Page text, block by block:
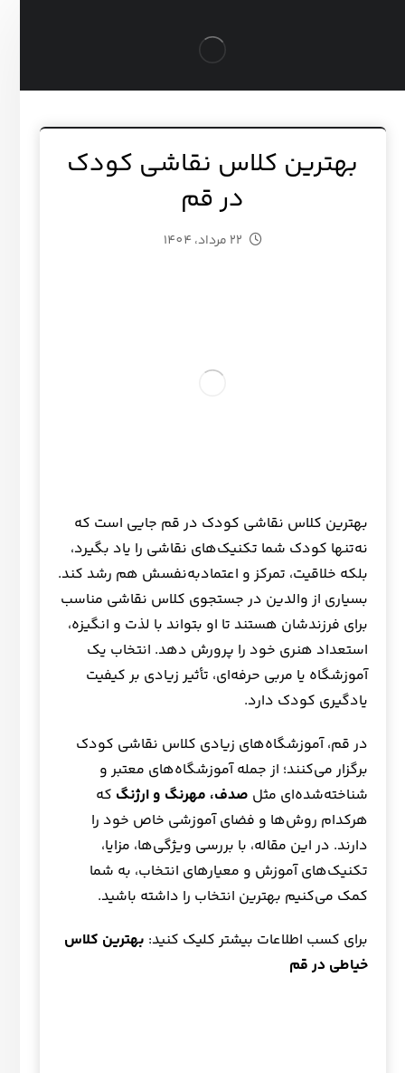
بهترین کلاس نقاشی کودک
در قم
22 مرداد، 1404
بهترین کلاس نقاشی کودک در قم جایی است که
نه‌تنها کودک شما تکنیک‌های نقاشی را یاد بگیرد،
بلکه خلاقیت، تمرکز و اعتمادبه‌نفسش هم رشد کند.
بسیاری از والدین در جستجوی کلاس نقاشی مناسب
برای فرزندشان هستند تا او بتواند با لذت و انگیزه،
استعداد هنری خود را پرورش دهد. انتخاب یک
آموزشگاه یا مربی حرفه‌ای، تأثیر زیادی بر کیفیت
یادگیری کودک دارد.
در قم، آموزشگاه‌های زیادی کلاس نقاشی کودک
برگزار می‌کنند؛ از جمله آموزشگاه‌های معتبر و
شناخته‌شده‌ای مثل صدف، مهرنگ و ارژنگ که
هرکدام روش‌ها و فضای آموزشی خاص خود را
دارند. در این مقاله، با بررسی ویژگی‌ها، مزایا،
تکنیک‌های آموزش و معیارهای انتخاب، به شما
کمک می‌کنیم بهترین انتخاب را داشته باشید.
برای کسب اطلاعات بیشتر کلیک کنید: بهترین کلاس
خیاطی در قم